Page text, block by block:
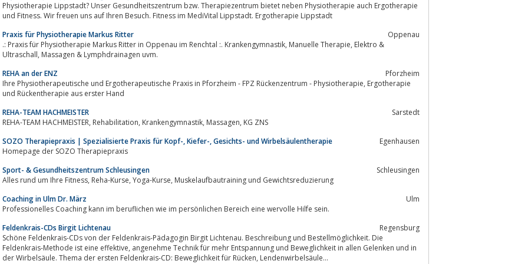
Physiotherapie Lippstadt? Unser Gesundheitszentrum bzw. Therapiezentrum bietet neben Physiotherapie auch Ergotherapie
und Fitness. Wir freuen uns auf Ihren Besuch. Fitness im MediVital Lippstadt. Ergotherapie Lippstadt
Praxis für Physiotherapie Markus Ritter
Oppenau
.: Praxis für Physiotherapie Markus Ritter in Oppenau im Renchtal :. Krankengymnastik, Manuelle Therapie, Elektro &
Ultraschall, Massagen & Lymphdrainagen uvm.
REHA an der ENZ
Pforzheim
Ihre Physiotherapeutische und Ergotherapeutische Praxis in Pforzheim - FPZ Rückenzentrum - Physiotherapie, Ergotherapie
und Rückentherapie aus erster Hand
REHA-TEAM HACHMEISTER
Sarstedt
REHA-TEAM HACHMEISTER, Rehabilitation, Krankengymnastik, Massagen, KG ZNS
SOZO Therapiepraxis | Spezialisierte Praxis für Kopf-, Kiefer-, Gesichts- und Wirbelsäulentherapie
Egenhausen
Homepage der SOZO Therapiepraxis
Sport- & Gesundheitszentrum Schleusingen
Schleusingen
Alles rund um Ihre Fitness, Reha-Kurse, Yoga-Kurse, Muskelaufbautraining und Gewichtsreduzierung
Coaching in Ulm Dr. März
Ulm
Professionelles Coaching kann im beruflichen wie im persönlichen Bereich eine wervolle Hilfe sein.
Feldenkrais-CDs Birgit Lichtenau
Regensburg
Schöne Feldenkrais-CDs von der Feldenkrais-Pädagogin Birgit Lichtenau. Beschreibung und Bestellmöglichkeit. Die
Feldenkrais-Methode ist eine effektive, angenehme Technik für mehr Entspannung und Beweglichkeit in allen Gelenken und in
der Wirbelsäule. Thema der ersten Feldenkrais-CD: Beweglichkeit für Rücken, Lendenwirbelsäule...